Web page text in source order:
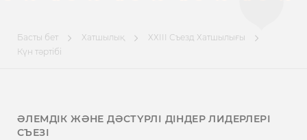
Басты бет Хатшылық
ХХІІІ Съезд Хатшылығы
Күн тәртібі
ӘЛЕМДІК ЖӘНЕ ДӘСТҮРЛІ ДІНДЕР ЛИДЕРЛЕРІ
СЪЕЗІ